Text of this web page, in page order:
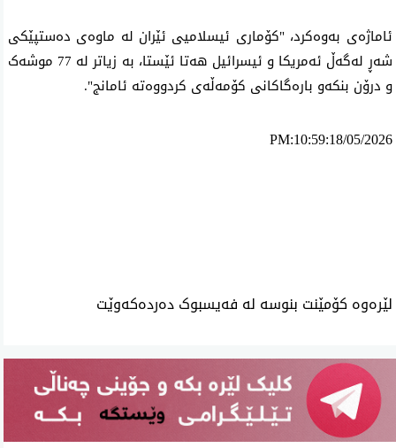
ئاماژەی بەوەکرد، "کۆماری ئیسلامیی ئێران لە ماوەی دەستپێکی
شەڕ لەگەڵ ئەمریکا و ئیسرائیل هەتا ئێستا، بە زیاتر لە 77 موشەک
و درۆن بنکەو بارەگاکانی کۆمەڵەی کردووەتە ئامانج".
PM:10:59:18/05/2026
لێرەوە کۆمێنت بنوسە لە فەیسبوک دەردەکەوێت